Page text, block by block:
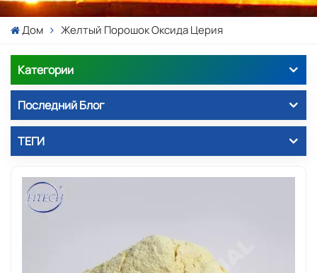
Дом Желтый Порошок Оксида Церия
Категории
Последний Блог
ТЕГИ